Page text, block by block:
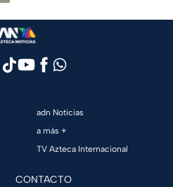
adn Noticias
a más +
TV Azteca Internacional
CONTACTO